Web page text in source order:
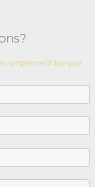
simplement bonjour